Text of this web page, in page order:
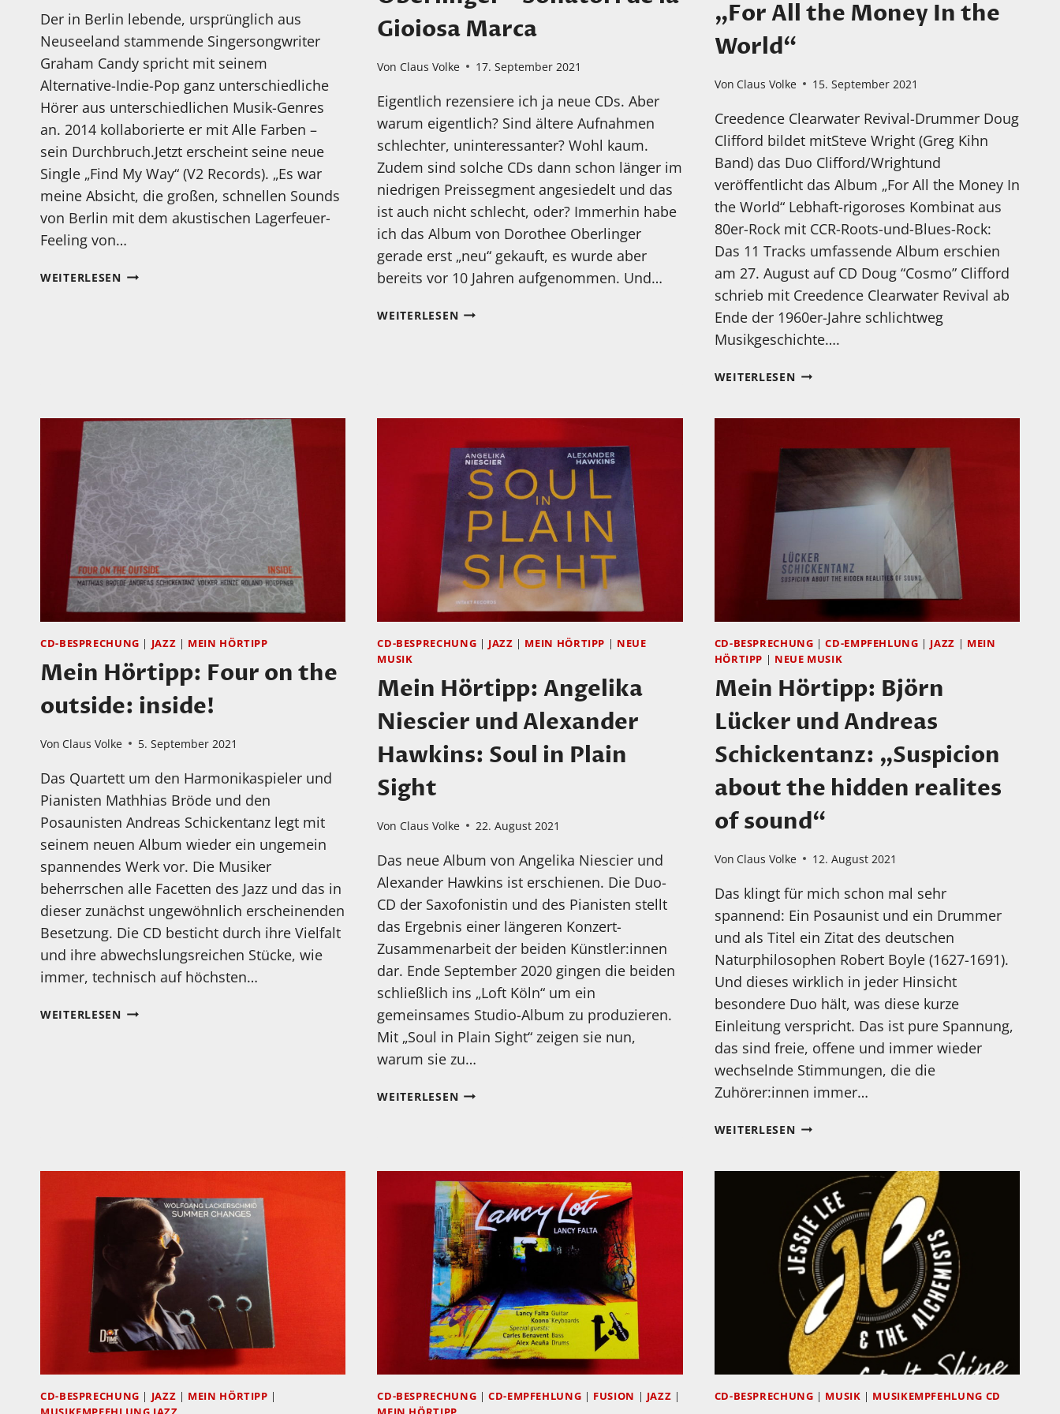
Der in Berlin lebende, ursprünglich aus
Neuseeland stammende Singersongwriter
Graham Candy spricht mit seinem
Alternative-Indie-Pop ganz unterschiedliche
Hörer aus unterschiedlichen Musik-Genres
an. 2014 kollaborierte er mit Alle Farben –
sein Durchbruch.Jetzt erscheint seine neue
Single „Find My Way“ (V2 Records). „Es war
meine Absicht, die großen, schnellen Sounds
von Berlin mit dem akustischen Lagerfeuer-
Feeling von…
WEITERLESENGRAHAM
Gioiosa Marca
Von Claus Volke 17. September 2021
Eigentlich rezensiere ich ja neue CDs. Aber
warum eigentlich? Sind ältere Aufnahmen
schlechter, uninteressanter? Wohl kaum.
Zudem sind solche CDs dann schon länger im
niedrigen Preissegment angesiedelt und das
ist auch nicht schlecht, oder? Immerhin habe
ich das Album von Dorothee Oberlinger
gerade erst „neu“ gekauft, es wurde aber
bereits vor 10 Jahren aufgenommen. Und…
WEITERLESENMEIN
–
SONATORI
DE
LA
GIOIOSA
MARCA
„For All the Money In the
World“
Von Claus Volke 15. September 2021
Creedence Clearwater Revival-Drummer Doug
Clifford bildet mitSteve Wright (Greg Kihn
Band) das Duo Clifford/Wrightund
veröffentlicht das Album „For All the Money In
the World“ Lebhaft-rigoroses Kombinat aus
80er-Rock mit CCR-Roots-und-Blues-Rock:
Das 11 Tracks umfassende Album erschien
am 27. August auf CD Doug “Cosmo” Clifford
schrieb mit Creedence Clearwater Revival ab
Ende der 1960er-Jahre schlichtweg
Musikgeschichte….
WEITERLESENCREEDENCE
DOUG
ALL
THE
THE
WORLD“
CD-BESPRECHUNG | JAZZ | MEIN HÖRTIPP
Mein Hörtipp: Four on the
outside: inside!
Von Claus Volke 5. September 2021
Das Quartett um den Harmonikaspieler und
Pianisten Mathhias Bröde und den
Posaunisten Andreas Schickentanz legt mit
seinem neuen Album wieder ein ungemein
spannendes Werk vor. Die Musiker
beherrschen alle Facetten des Jazz und das in
dieser zunächst ungewöhnlich erscheinenden
Besetzung. Die CD besticht durch ihre Vielfalt
und ihre abwechslungsreichen Stücke, wie
immer, technisch auf höchsten…
WEITERLESENMEIN
CD-BESPRECHUNG | JAZZ | MEIN HÖRTIPP | NEUE
MUSIK
Mein Hörtipp: Angelika
Niescier und Alexander
Hawkins: Soul in Plain
Sight
Von Claus Volke 22. August 2021
Das neue Album von Angelika Niescier und
Alexander Hawkins ist erschienen. Die Duo-
CD der Saxofonistin und des Pianisten stellt
das Ergebnis einer längeren Konzert-
Zusammenarbeit der beiden Künstler:innen
dar. Ende September 2020 gingen die beiden
schließlich ins „Loft Köln“ um ein
gemeinsames Studio-Album zu produzieren.
Mit „Soul in Plain Sight“ zeigen sie nun,
warum sie zu…
WEITERLESENMEIN
ALEXANDER
HAWKINS:
SOUL
IN
PLAIN
SIGHT
CD-BESPRECHUNG |CD-EMPFEHLUNG | JAZZ | MEIN
HÖRTIPP | NEUE MUSIK
Mein Hörtipp: Björn
Lücker und Andreas
Schickentanz: „Suspicion
about the hidden realites
of sound“
Von Claus Volke 12. August 2021
Das klingt für mich schon mal sehr
spannend: Ein Posaunist und ein Drummer
und als Titel ein Zitat des deutschen
Naturphilosophen Robert Boyle (1627-1691).
Und dieses wirklich in jeder Hinsicht
besondere Duo hält, was diese kurze
Einleitung verspricht. Das ist pure Spannung,
das sind freie, offene und immer wieder
wechselnde Stimmungen, die die
Zuhörer:innen immer…
WEITERLESENMEIN
LÜCKER
UND
ANDREAS
SCHICKENTANZ:
„SUSPICION
ABOUT
THE
HIDDEN
REALITES
OF
SOUND“
CD-BESPRECHUNG | JAZZ | MEIN HÖRTIPP |
CD-BESPRECHUNG |CD-EMPFEHLUNG | FUSION | JAZZ |
CD-BESPRECHUNG | MUSIK | MUSIKEMPFEHLUNG CD